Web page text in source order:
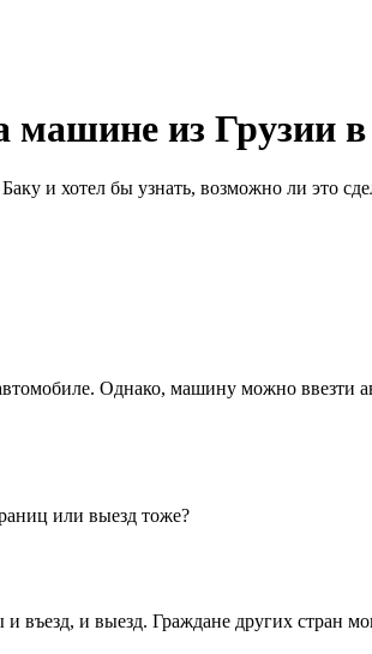
машине из Грузии
и хотел бы узнать, возможно ли это
Однако, машину можно ввезти
или выезд тоже?
въезд, и выезд. Граждане других стран